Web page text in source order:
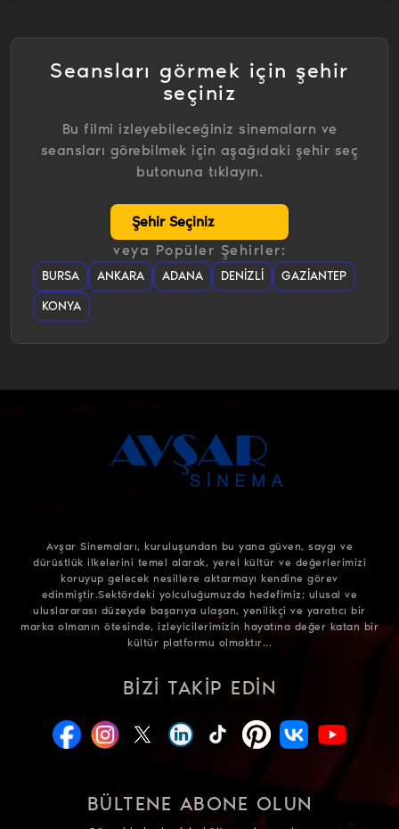
Seansları görmek için şehir
seçiniz
Bu filmi izleyebileceğiniz sinemalarn ve
seansları görebilmek için aşağıdaki şehir seç
butonuna tıklayın.
veya Popüler Şehirler:
BURSA ANKARA ADANA DENIZLI
GAZIANTEP
KONYA
Avşar Sinemaları, kuruluşundan bu yana güven, saygı ve
dürüstlük ilkelerini temel alarak, yerel kültür ve değerlerimizi
koruyup gelecek nesillere aktarmayı kendine görev
edinmiştir.Sektördeki yolculuğumuzda hedefimiz; ulusal ve
uluslararası düzeyde başarıya ulaşan, yenilikçi ve yaratıcı bir
marka olmanın ötesinde, izleyicilerimizin hayatına değer katan bir
kültür platformu olmaktır...
BIZI TAKIP EDIN
BÜLTENE ABONE OLUN